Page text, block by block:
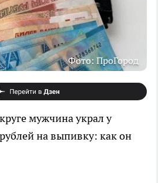
Фото: ПроГород
мужчина украл у
на выпивку: как он